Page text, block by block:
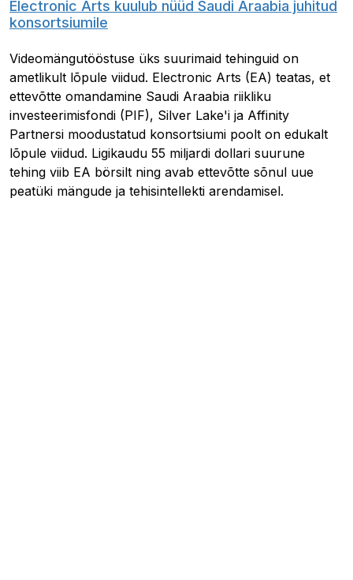
Electronic Arts kuulub nüüd Saudi Araabia juhitud
konsortsiumile
Videomängutööstuse üks suurimaid tehinguid on
ametlikult lõpule viidud. Electronic Arts (EA) teatas, et
ettevõtte omandamine Saudi Araabia riikliku
investeerimisfondi (PIF), Silver Lake'i ja Affinity
Partnersi moodustatud konsortsiumi poolt on edukalt
lõpule viidud. Ligikaudu 55 miljardi dollari suurune
tehing viib EA börsilt ning avab ettevõtte sõnul uue
peatüki mängude ja tehisintellekti arendamisel.